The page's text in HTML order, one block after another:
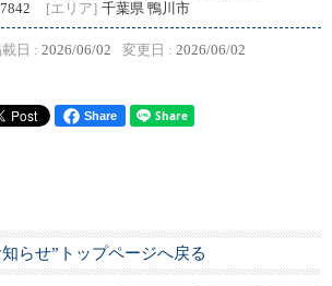
[エリア] 千葉県 鴨川市
日 : 2026/06/02 変更日 : 2026/06/02
Share
らせ”トップページへ戻る